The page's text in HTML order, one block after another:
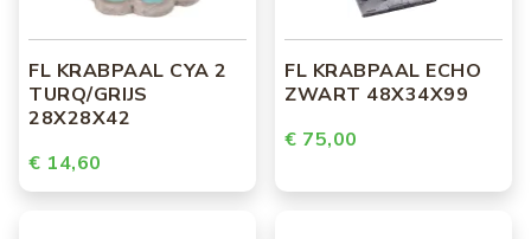
FL KRABPAAL CYA 2
TURQ/GRIJS
28X28X42
€ 14,60
FL KRABPAAL ECHO
ZWART 48X34X99
€ 75,00